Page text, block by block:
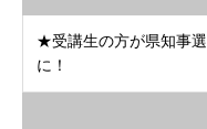
★受講生の方が県知事選
に！